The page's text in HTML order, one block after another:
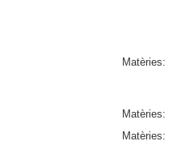
Matèries:
Matèries:
Matèries: